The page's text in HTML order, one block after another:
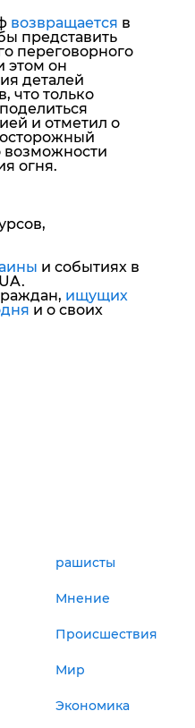
возвращается в
представить
переговорного
этом он
деталей
что только
и отметил о
возможности
огня.
и событиях в
ищущих
и о своих
рашисты
Мнение
Происшествия
Мир
Экономика